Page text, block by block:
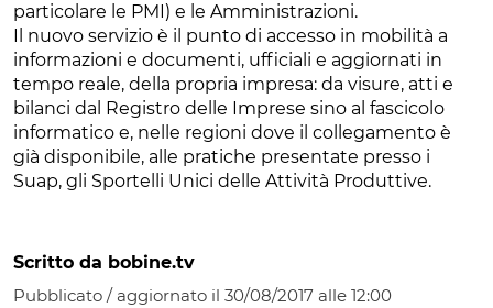
particolare le PMI) e le Amministrazioni.
Il nuovo servizio è il punto di accesso in mobilità a
informazioni e documenti, ufficiali e aggiornati in
tempo reale, della propria impresa: da visure, atti e
bilanci dal Registro delle Imprese sino al fascicolo
informatico e, nelle regioni dove il collegamento è
già disponibile, alle pratiche presentate presso i
Suap, gli Sportelli Unici delle Attività Produttive.
Scritto da bobine.tv
Pubblicato / aggiornato il 30/08/2017 alle 12:00